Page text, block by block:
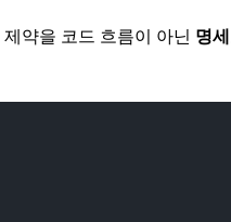
제약을 코드 흐름이 아닌 명세